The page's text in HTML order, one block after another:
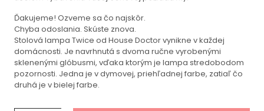
Ďakujeme! Ozveme sa čo najskôr.
Chyba odoslania. Skúste znova.
Stolová lampa Twice od House Doctor vynikne v každej
domácnosti. Je navrhnutá s dvoma ručne vyrobenými
sklenenými glóbusmi, vďaka ktorým je lampa stredobodom
pozornosti. Jedna je v dymovej, priehľadnej farbe, zatiaľ čo
druhá je v bielej farbe.